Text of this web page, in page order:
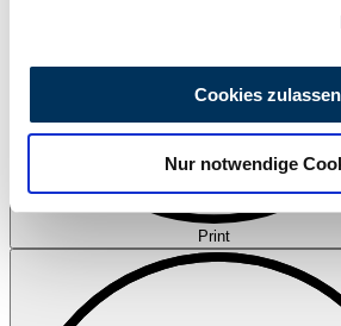
analysieren. Außerdem geben wir
Verwendung unserer Website an
soziale Medien, Werbung und
Partner führen diese Informationen
weiteren Daten zusammen, die Sie
haben oder die sie im Rahmen Ihrer
gesammelt haben.
Cookies zulassen
Nur notwendige
Print